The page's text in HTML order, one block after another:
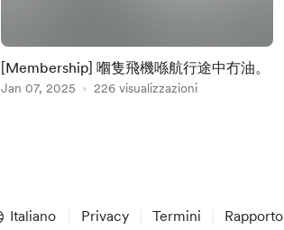
[Membership] 嗰隻飛機喺航行途中冇油。
Jan 07, 2025 226 visualizzazioni
Italiano Privacy Termini Rapporto